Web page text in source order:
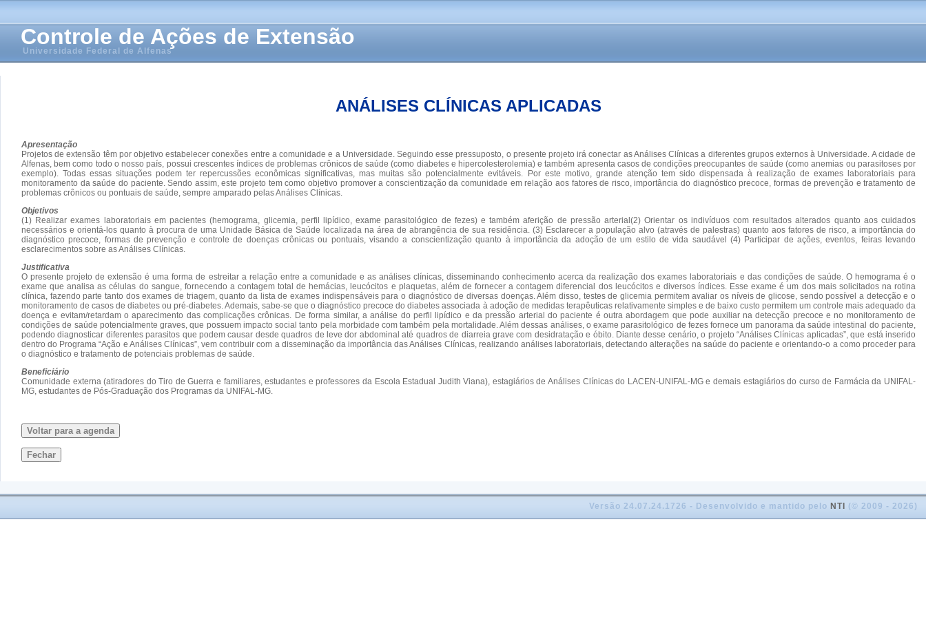
Controle de Ações de Extensão
Universidade Federal de Alfenas
ANÁLISES CLÍNICAS APLICADAS
Apresentação
Projetos de extensão têm por objetivo estabelecer conexões entre a comunidade e a Universidade. Seguindo esse pressuposto, o presente projeto irá conectar as Análises Clínicas a diferentes grupos externos à Universidade. A cidade de
Alfenas, bem como todo o nosso país, possui crescentes índices de problemas crônicos de saúde (como diabetes e hipercolesterolemia) e também apresenta casos de condições preocupantes de saúde (como anemias ou parasitoses por
exemplo). Todas essas situações podem ter repercussões econômicas significativas, mas muitas são potencialmente evitáveis. Por este motivo, grande atenção tem sido dispensada à realização de exames laboratoriais para
monitoramento da saúde do paciente. Sendo assim, este projeto tem como objetivo promover a conscientização da comunidade em relação aos fatores de risco, importância do diagnóstico precoce, formas de prevenção e tratamento de
problemas crônicos ou pontuais de saúde, sempre amparado pelas Análises Clínicas.
Objetivos
(1) Realizar exames laboratoriais em pacientes (hemograma, glicemia, perfil lipídico, exame parasitológico de fezes) e também aferição de pressão arterial(2) Orientar os indivíduos com resultados alterados quanto aos cuidados
necessários e orientá-los quanto à procura de uma Unidade Básica de Saúde localizada na área de abrangência de sua residência. (3) Esclarecer a população alvo (através de palestras) quanto aos fatores de risco, a importância do
diagnóstico precoce, formas de prevenção e controle de doenças crônicas ou pontuais, visando a conscientização quanto à importância da adoção de um estilo de vida saudável (4) Participar de ações, eventos, feiras levando
esclarecimentos sobre as Análises Clínicas.
Justificativa
O presente projeto de extensão é uma forma de estreitar a relação entre a comunidade e as análises clínicas, disseminando conhecimento acerca da realização dos exames laboratoriais e das condições de saúde. O hemograma é o
exame que analisa as células do sangue, fornecendo a contagem total de hemácias, leucócitos e plaquetas, além de fornecer a contagem diferencial dos leucócitos e diversos índices. Esse exame é um dos mais solicitados na rotina
clínica, fazendo parte tanto dos exames de triagem, quanto da lista de exames indispensáveis para o diagnóstico de diversas doenças. Além disso, testes de glicemia permitem avaliar os níveis de glicose, sendo possível a detecção e o
monitoramento de casos de diabetes ou pré-diabetes. Ademais, sabe-se que o diagnóstico precoce do diabetes associada à adoção de medidas terapêuticas relativamente simples e de baixo custo permitem um controle mais adequado da
doença e evitam/retardam o aparecimento das complicações crônicas. De forma similar, a análise do perfil lipídico e da pressão arterial do paciente é outra abordagem que pode auxiliar na detecção precoce e no monitoramento de
condições de saúde potencialmente graves, que possuem impacto social tanto pela morbidade com também pela mortalidade. Além dessas análises, o exame parasitológico de fezes fornece um panorama da saúde intestinal do paciente,
podendo diagnosticar diferentes parasitos que podem causar desde quadros de leve dor abdominal até quadros de diarreia grave com desidratação e óbito. Diante desse cenário, o projeto “Análises Clínicas aplicadas”, que está inserido
dentro do Programa “Ação e Análises Clínicas”, vem contribuir com a disseminação da importância das Análises Clínicas, realizando análises laboratoriais, detectando alterações na saúde do paciente e orientando-o a como proceder para
o diagnóstico e tratamento de potenciais problemas de saúde.
Beneficiário
Comunidade externa (atiradores do Tiro de Guerra e familiares, estudantes e professores da Escola Estadual Judith Viana), estagiários de Análises Clínicas do LACEN-UNIFAL-MG e demais estagiários do curso de Farmácia da UNIFAL-
MG, estudantes de Pós-Graduação dos Programas da UNIFAL-MG.
Voltar para a agenda
Fechar
Versão 24.07.24.1726 - Desenvolvido e mantido pelo NTI (© 2009 - 2026)